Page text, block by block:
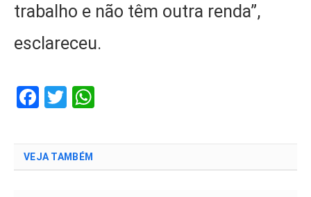
trabalho e não têm outra renda”,
esclareceu.
Facebook
Twitter
VEJA TAMBÉM